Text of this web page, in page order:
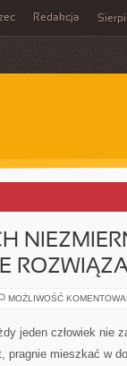
Redakcja
MOŻLIWOŚĆ
jeden człowiek nie
pragnie mieszkać w